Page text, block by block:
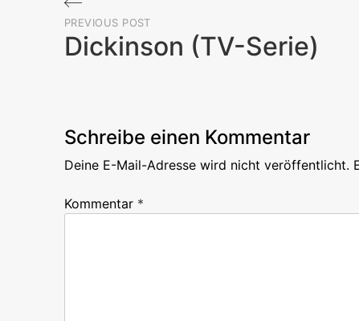
Beitragsnavigation
PREVIOUS POST
Dickinson (TV-Serie)
Schreibe einen Kommentar
Deine E-Mail-Adresse wird nicht veröffentlicht.
Kommentar *